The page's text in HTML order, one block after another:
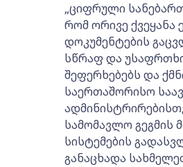
„ციფრული
რომ ორივე
დოკუმენტების
სწრაფ და
შეფერხებებს და
საერთაშორისო
სამომავლო გეგმის
სისტემების
განაცხადა